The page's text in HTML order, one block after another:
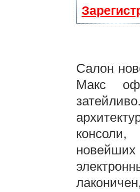
Салон
Макс
консоли,